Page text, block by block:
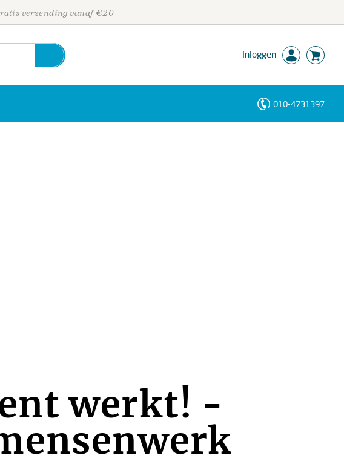
verzending vanaf €20
Inloggen
010-4731397
werkt! -
Personen